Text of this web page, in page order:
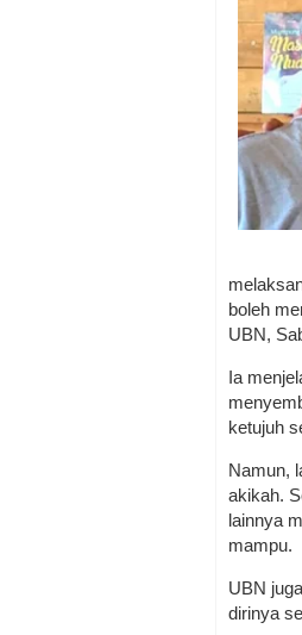
boleh
UBN,
Ia
ketujuh
Namun,
akikah.
lainnya
mampu.
UBN
dirinya